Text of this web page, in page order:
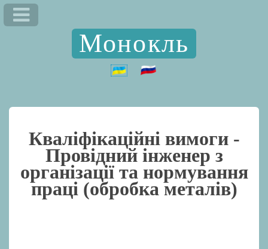
Монокль
Кваліфікаційні вимоги -
Провідний інженер з
організації та нормування
праці (обробка металів)